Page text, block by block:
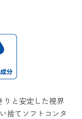
りと安定した視界
捨てソフトコンタ